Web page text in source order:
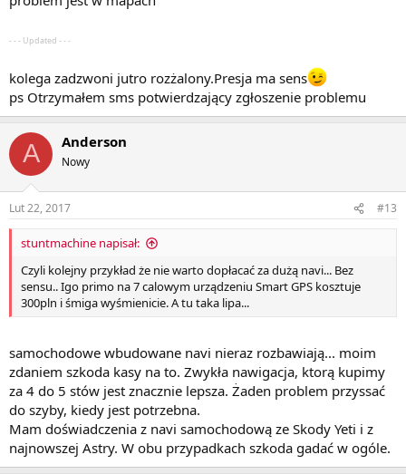
- - - Updated - - -
kolega zadzwoni jutro rozżalony.Presja ma sens
ps Otrzymałem sms potwierdzający zgłoszenie problemu
A Anderson
Nowy
Lut 22, 2017 #13
stuntmachine napisał:
Czyli kolejny przykład że nie warto dopłacać za dużą navi... Bez
sensu.. Igo primo na 7 calowym urządzeniu Smart GPS kosztuje
300pln i śmiga wyśmienicie. A tu taka lipa...
samochodowe wbudowane navi nieraz rozbawiają... moim
zdaniem szkoda kasy na to. Zwykła nawigacja, ktorą kupimy
za 4 do 5 stów jest znacznie lepsza. Żaden problem przyssać
do szyby, kiedy jest potrzebna.
Mam doświadczenia z navi samochodową ze Skody Yeti i z
najnowszej Astry. W obu przypadkach szkoda gadać w ogóle.